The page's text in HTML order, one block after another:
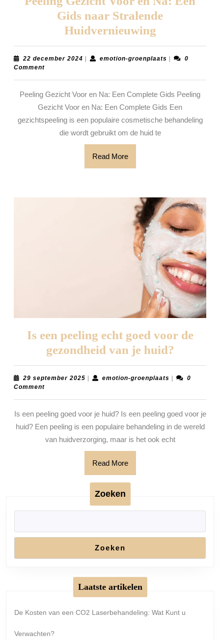
Gids naar Stralende
HuidvernieuwingPeeling
Gezicht
Voor
Na:
Een
Gids
naar
22 december 2024 22
| emotion-groenplaatsemotion-
|
0
Comment
Peeling Gezicht Voor en Na: Een Complete Gids Peeling
Gezicht Voor en Na: Een Complete Gids Een
gezichtspeeling is een populaire cosmetische behandeling
die wordt gebruikt om de huid te
Read MoreRead
More
Is een peeling echt goed voor de
gezondheid van je huid?
een
peeling
goed
voor
de
29 september 2025 29
| emotion-groenplaatsemotion-
|
0
Comment
Is een peeling goed voor je huid? Is een peeling goed voor je
huid? Een peeling is een populaire behandeling in de wereld
van huidverzorging, maar is het ook echt
Read MoreRead
More
Zoeken
Zoeken
Laatste artikelen
De Kosten van een CO2 Laserbehandeling: Wat Kunt u
Verwachten?